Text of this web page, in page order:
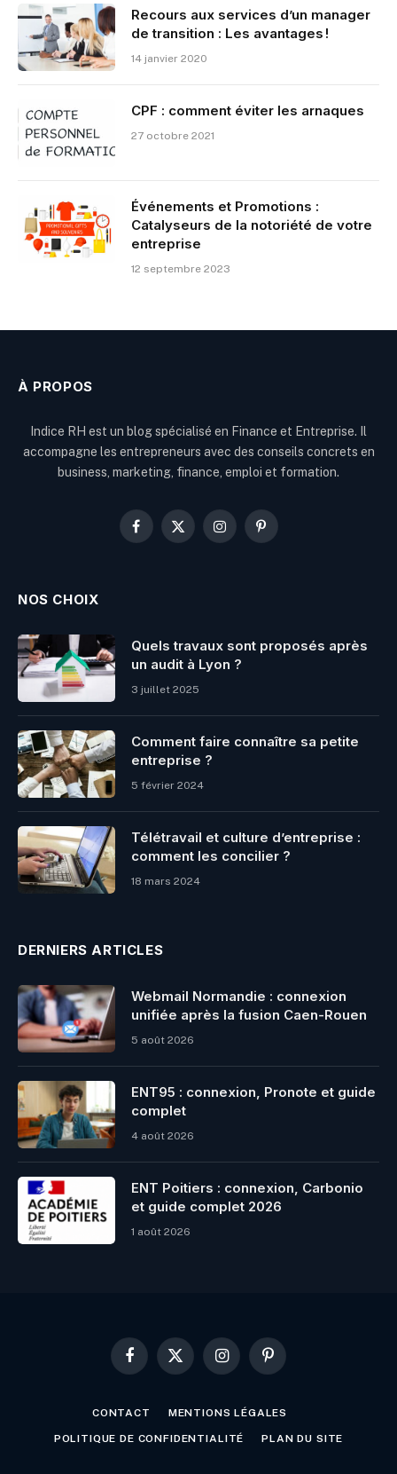
Recours aux services d’un manager
de transition : Les avantages !
14 janvier 2020
CPF : comment éviter les arnaques
27 octobre 2021
Événements et Promotions :
Catalyseurs de la notoriété de votre
entreprise
12 septembre 2023
À PROPOS
Indice RH est un blog spécialisé en Finance et Entreprise. Il
accompagne les entrepreneurs avec des conseils concrets en
business, marketing, finance, emploi et formation.
Facebook
X
InstagramPinterest
NOS CHOIX
Quels travaux sont proposés après
un audit à Lyon ?
3 juillet 2025
Comment faire connaître sa petite
entreprise ?
5 février 2024
Télétravail et culture d’entreprise :
comment les concilier ?
18 mars 2024
DERNIERS ARTICLES
Webmail Normandie : connexion
unifiée après la fusion Caen-Rouen
5 août 2026
ENT95 : connexion, Pronote et guide
complet
4 août 2026
ENT Poitiers : connexion, Carbonio
et guide complet 2026
1 août 2026
Facebook
X
InstagramPinterest
CONTACT MENTIONS LÉGALES
POLITIQUE DE CONFIDENTIALITÉ PLAN DU SITE